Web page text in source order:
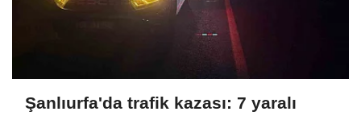
Şanlıurfa'da trafik kazası: 7 yaralı